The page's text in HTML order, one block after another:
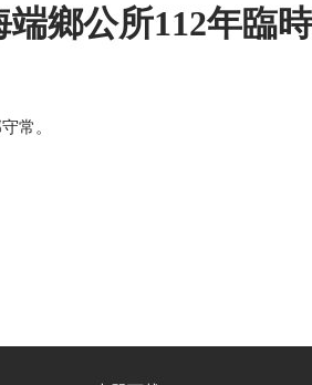
鄉公所112年臨
常。